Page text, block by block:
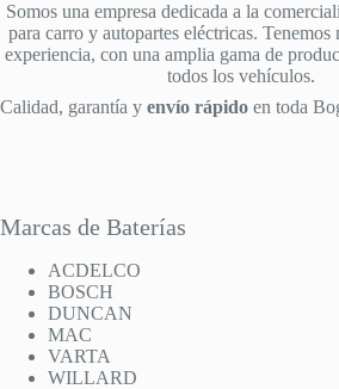
Somos una empresa dedicada a la
para carro y autopartes eléctricas. Tenemos
experiencia, con una amplia gama de
todos los vehículos.
Calidad, garantía y envío rápido en toda
Marcas de Baterías
ACDELCO
BOSCH
DUNCAN
MAC
VARTA
WILLARD